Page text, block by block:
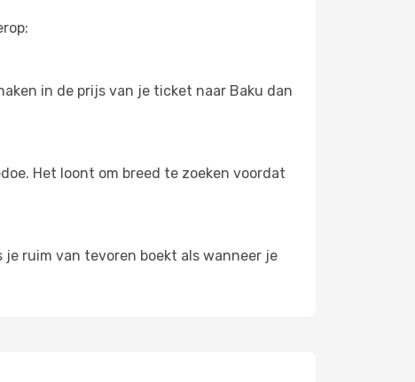
in de prijs van je ticket naar Baku dan
Het loont om breed te zoeken voordat
ruim van tevoren boekt als wanneer je